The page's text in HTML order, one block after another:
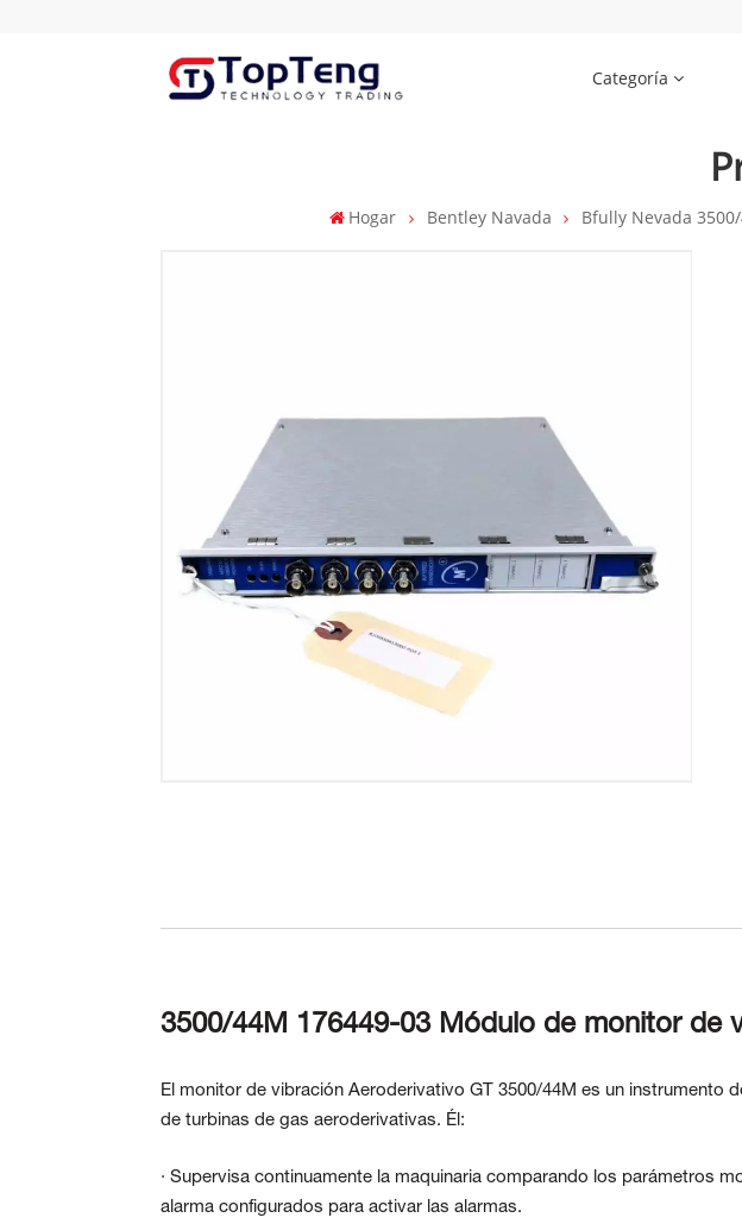
Categoría
Hogar Bentley Navada Bfully Nevada
3500/44M 176449-03 Módulo de monitor de
El monitor de vibración Aeroderivativo GT 3500/44M es un instrumento
de turbinas de gas aeroderivativas. Él:
· Supervisa continuamente la maquinaria comparando los parámetros
alarma configurados para activar las alarmas.